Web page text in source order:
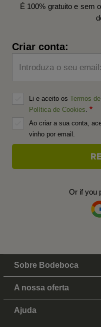
É 100% gratuito e sem
Criar conta:
Introduza o seu email:
Li e aceito os Termos
Política de Cookies
Ao criar a sua conta,
vinho por email.
Or if you
Sobre Bodeboca
A nossa oferta
Ajuda